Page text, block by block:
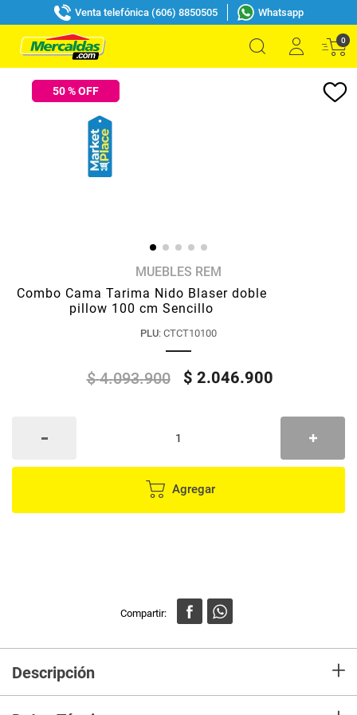
Venta telefónica (606) 8850505 Whatsapp
0
50% OFF
MUEBLES REM
Combo Cama Tarima Nido Blaser doble
pillow 100 cm Sencillo
PLU: CTCT10100
$ 4.093.900 $ 2.046.900
Agregar
Descripción +